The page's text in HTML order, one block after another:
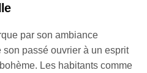
par son ambiance
passé ouvrier à un esprit
Les habitants comme